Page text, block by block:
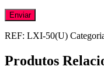
REF: LXI-50(U)
Produtos